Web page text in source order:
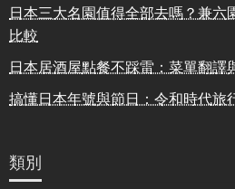
日本三大名園值得全部去嗎？兼六
比較
日本居酒屋點餐不踩雷：菜單翻譯
搞懂日本年號與節日：令和時代旅
類別